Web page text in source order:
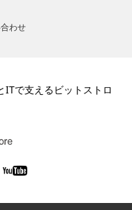
わせ
ITで支えるビットストロ